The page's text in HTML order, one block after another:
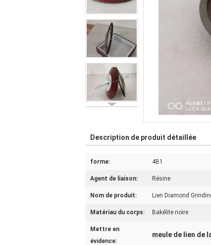
Description de produit détaillée
forme: 4B1
Agent de liaison: Résine
Nom de produit: Lien Diamond
Matériau du corps: Bakélite noire
Mettre en
évidence:
meule de lien de